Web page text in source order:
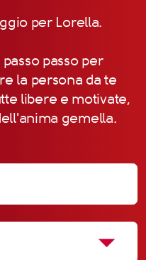
per Lorella.
passo per
la persona da te
libere e motivate,
gemella.